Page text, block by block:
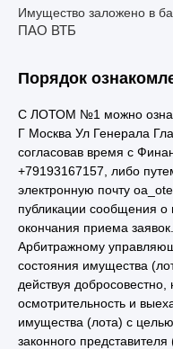
Имущество заложено в
ПАО ВТБ
Порядок
С ЛОТОМ №1 можно
Г Москва Ул Генерала
согласовав время с
+79193167157, либо
электронную почту
публикации сообщения
окончания приема
Арбитражному
состояния имущества
действуя
осмотрительность и
имущества (лота) с
законного